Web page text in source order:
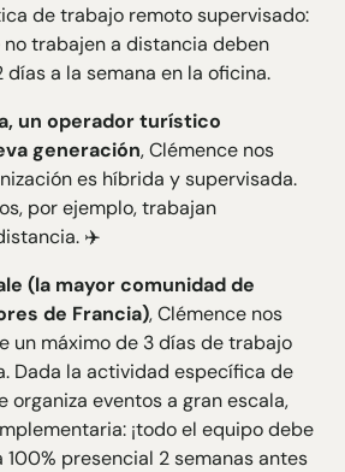
de trabajo remoto supervisado:
trabajen a distancia deben
a la semana en la oficina.
un operador turístico
generación, Clémence nos
es híbrida y supervisada.
por ejemplo, trabajan
✈️
(la mayor comunidad de
de Francia), Clémence nos
un máximo de 3 días de trabajo
Dada la actividad específica de
organiza eventos a gran escala,
¡todo el equipo debe
presencial 2 semanas antes